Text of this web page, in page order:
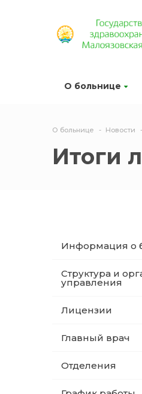
О больнице
О больнице Новости
Итоги
Информация о
Структура и
управления
Лицензии
Главный врач
Отделения